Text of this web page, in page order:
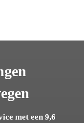
met een 9,6